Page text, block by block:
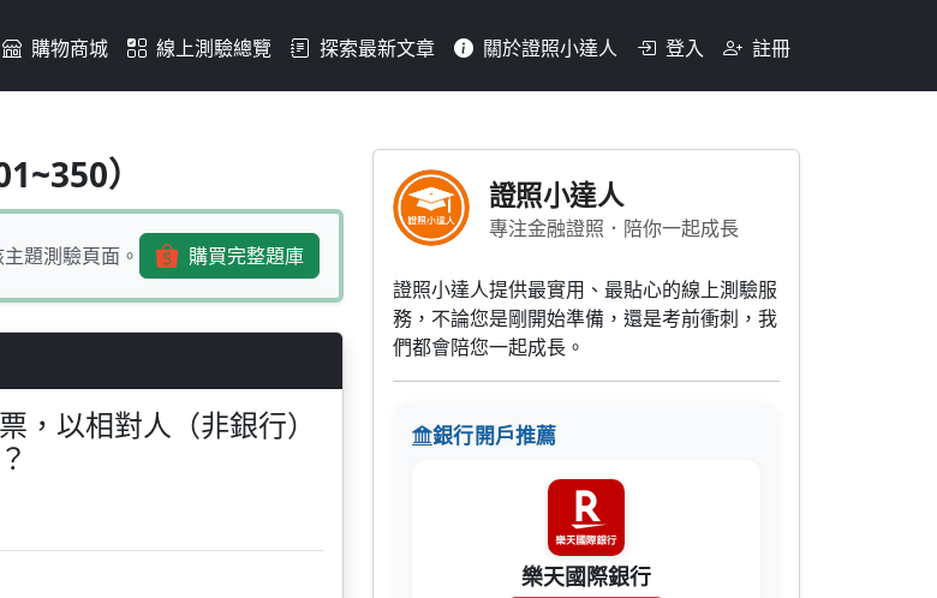
購物商城 線上測驗總覽 探索最新文章 關於證照小達人 登入 註冊
對人簽發之匯票，以相對人（非銀行）
）
題測驗頁面。 購買完整題庫
，以相對人（非銀行）
證照小達人
專注金融證照．陪你一起成長
證照小達人提供最實用、最貼心的線上測驗服
務，不論您是剛開始準備，還是考前衝刺，我
們都會陪您一起成長。
銀行開戶推薦
樂天國際銀行